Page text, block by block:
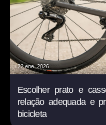
22 ene. 2026
Escolher prato e
relação adequada e
bicicleta